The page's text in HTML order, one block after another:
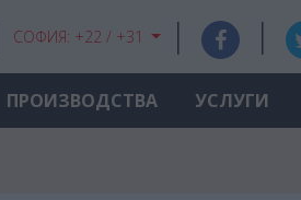
СОФИЯ: +22 / +31
ПРОИЗВОДСТВА УСЛУГИ